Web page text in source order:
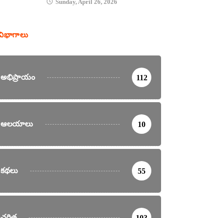
Sunday, April 26, 2026
అభిప్రాయం 112
ఆలయాలు 10
కథలు 55